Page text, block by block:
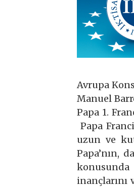
Avrupa
Manuel
Papa 1.
Papa
uzun ve
Papa’nın,
inançlarını